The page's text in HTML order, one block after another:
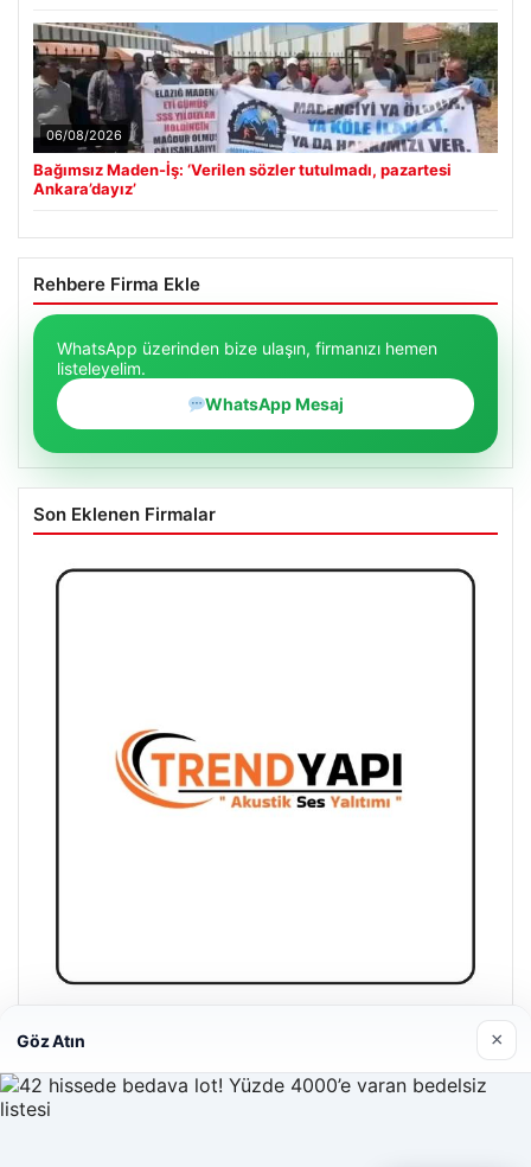
06/08/2026
Bağımsız Maden-İş: ‘Verilen sözler tutulmadı, pazartesi
Ankara’dayız’
Rehbere Firma Ekle
WhatsApp üzerinden bize ulaşın, firmanızı hemen
listeleyelim.
WhatsApp Mesaj
Son Eklenen Firmalar
Trend Yapı Akustik
Göz Atın ×